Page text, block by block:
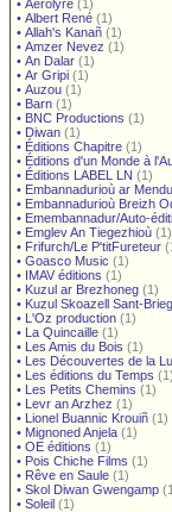
• Aérolyre (1)
• Albert René (1)
• Allah's Kanañ (1)
• Amzer Nevez (1)
• An Dalar (1)
• Ar Gripi (1)
• Auzou (1)
• Barn (1)
• BNC Productions (1)
• Diwan (1)
• Éditions Chapitre (1)
• Éditions d'un Monde à
• Éditions LABEL LN (1)
• Embannadurioù ar Mendu
• Embannadurioù Breizh
• Emembannadur/Auto-
• Emglev An Tiegezhioù (1)
• Frifurch/Le P'titFureteur
• Goasco Music (1)
• IMAV éditions (1)
• Kuzul ar Brezhoneg (1)
• Kuzul Skoazell Sant-Brieg
• L'Oz production (1)
• La Quincaille (1)
• Les Amis du Bois (1)
• Les Découvertes de la
• Les éditions du Temps (1)
• Les Petits Chemins (1)
• Levr an Arzhez (1)
• Lionel Buannic Krouiñ (1)
• Mignoned Anjela (1)
• OE éditions (1)
• Pois Chiche Films (1)
• Rêve en Saule (1)
• Skol Diwan Gwengamp
• Soleil (1)